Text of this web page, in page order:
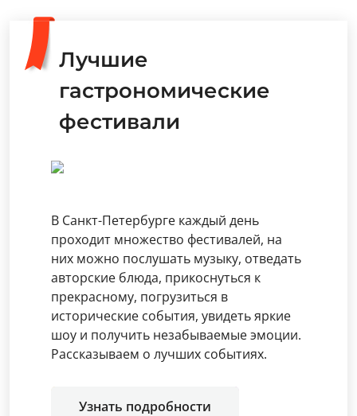
Лучшие
гастрономические
фестивали
В Санкт-Петербурге каждый день
проходит множество фестивалей, на
них можно послушать музыку, отведать
авторские блюда, прикоснуться к
прекрасному, погрузиться в
исторические события, увидеть яркие
шоу и получить незабываемые эмоции.
Рассказываем о лучших событиях.
Узнать подробности